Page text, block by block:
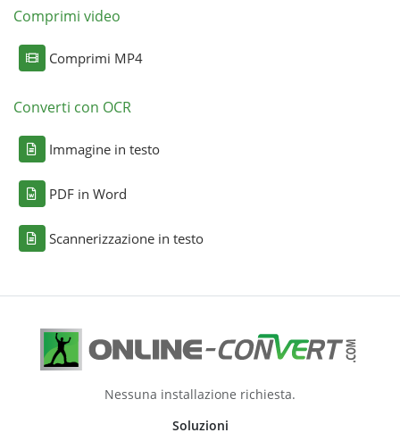
Comprimi video
Comprimi MP4
Converti con OCR
Immagine in testo
PDF in Word
Scannerizzazione in testo
Nessuna installazione richiesta.
Soluzioni